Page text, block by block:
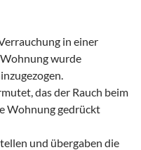
in einer
wurde
das der Rauch beim
Wohnung gedrückt
und übergaben die